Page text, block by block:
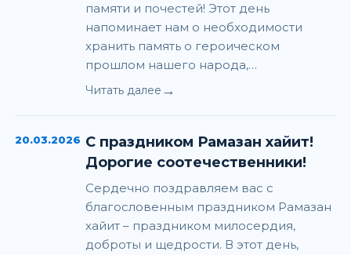
памяти и почестей! Этот день
напоминает нам о необходимости
хранить память о героическом
прошлом нашего народа,…
Читать далее →
20.03.2026 С праздником Рамазан хайит!
Дорогие соотечественники!
Сердечно поздравляем вас с
благословенным праздником Рамазан
хайит – праздником милосердия,
доброты и щедрости. В этот день,